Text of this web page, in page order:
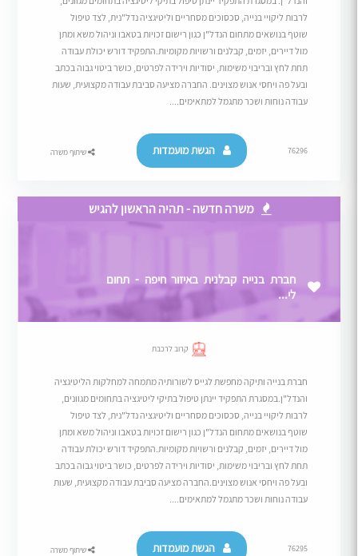
לרבות ליקויי בנייה, סכסוכים מסחריים וליטיגציה נדל"נית, לצד טיפול
שוטף בנושאים מתחום הנדל"ן כגון רישום זכויות בטאבו וניהול משא ומתן
מול דיירים, יזמים, קבלנים ורשויות מקומיות.התפקיד דורש יכולת עבודה
תחת לחץ ובריבוי משימות, יסודיות וירידה לפרטים, כושר ביטוי גבוה בכתב
ובעל פה ויחסי אנוש מצוינים. החברה מציעה סביבת עבודה מקצועית, שעות
עבודה נוחות ושכר מתגמל למתאימים....
76296 הגשת מועמדות שיתוף משרה
משרה חדשה - תהיה הראשון להגיש
חברת בנייה קבלנית באיזור חיפה - תחום
לי...
קרוב לרכבת
חברת בנייה ותיקה מחפשת לגייס לשורותיה מתמחה למחלקות הליטיגציה
והנדל"ן.במסגרת התפקיד יינתן טיפול בתיקי ליטיגציה בתחומים מגוונים,
לרבות ליקויי בנייה, סכסוכים מסחריים וליטיגציה נדל"נית, לצד טיפול
שוטף בנושאים מתחום הנדל"ן כגון רישום זכויות בטאבו וניהול משא ומתן
מול דיירים, יזמים, קבלנים ורשויות מקומיות.התפקיד דורש יכולת עבודה
תחת לחץ ובריבוי משימות, יסודיות וירידה לפרטים, כושר ביטוי גבוה בכתב
ובעל פה ויחסי אנוש מצוינים.החברה מציעה סביבת עבודה מקצועית, שעות
עבודה נוחות ושכר מתגמל למתאימים....
76295 הגשת מועמדות שיתוף משרה